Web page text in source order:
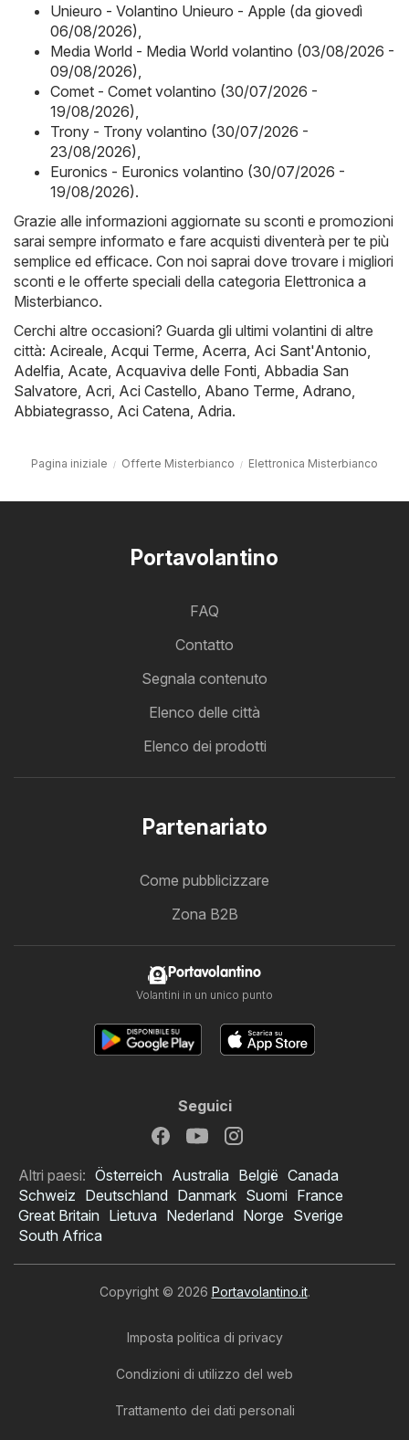
Unieuro - Volantino Unieuro - Apple (da giovedì
06/08/2026)
Media World - Media World volantino (03/08/2026 -
09/08/2026)
Comet - Comet volantino (30/07/2026 -
19/08/2026)
Trony - Trony volantino (30/07/2026 -
23/08/2026)
Euronics - Euronics volantino (30/07/2026 -
19/08/2026).
Grazie alle informazioni aggiornate su sconti e promozioni
sarai sempre informato e fare acquisti diventerà per te più
semplice ed efficace. Con noi saprai dove trovare i migliori
sconti e le offerte speciali della categoria Elettronica a
Misterbianco.
Cerchi altre occasioni? Guarda gli ultimi volantini di altre
città: Acireale Acqui Terme Acerra Aci Sant'Antonio
Adelfia Acate Acquaviva delle Fonti Abbadia San
Salvatore Acri Aci Castello Abano Terme Adrano
Abbiategrasso Aci Catena Adria.
Pagina iniziale Offerte Misterbianco Elettronica Misterbianco
Portavolantino
FAQ
Contatto
Segnala contenuto
Elenco delle città
Elenco dei prodotti
Partenariato
Come pubblicizzare
Zona B2B
Portavolantino
Volantini in un unico punto
Seguici
Altri paesi: Österreich Australia België Canada
Schweiz Deutschland Danmark Suomi France
Great Britain Lietuva Nederland Norge Sverige
South Africa
Copyright © 2026 Portavolantino.it.
Imposta politica di privacy
Condizioni di utilizzo del web
Trattamento dei dati personali